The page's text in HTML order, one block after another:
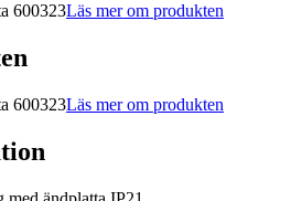
600323Läs mer om produkten
600323Läs mer om produkten